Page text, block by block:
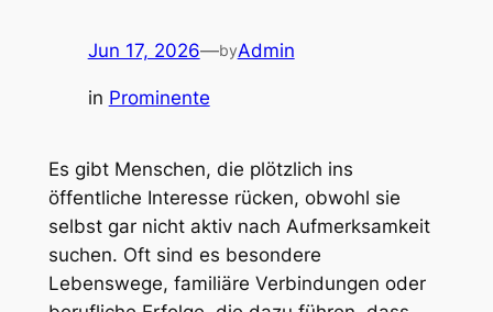
Jun 17, 2026—byAdmin
in Prominente
Es gibt Menschen, die plötzlich ins
öffentliche Interesse rücken, obwohl sie
selbst gar nicht aktiv nach Aufmerksamkeit
suchen. Oft sind es besondere
Lebenswege, familiäre Verbindungen oder